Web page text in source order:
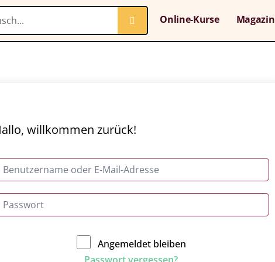
Online-Kurse Magazin
willkommen zurück!
Angemeldet bleiben